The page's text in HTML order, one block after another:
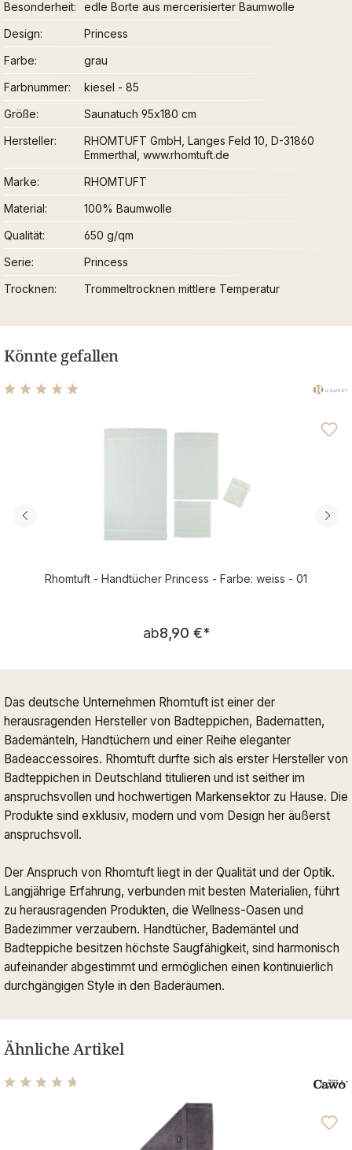
Besonderheit
edle Borte aus mercerisierter Baumwolle
Design
Princess
Farbe
grau
Farbnummer
kiesel - 85
Größe
Saunatuch 95x180 cm
Hersteller
RHOMTUFT GmbH, Langes Feld 10, D-31860
Emmerthal, www.rhomtuft.de
Marke
RHOMTUFT
Material
100% Baumwolle
Qualität
650 g/qm
Serie
Princess
Trocknen
Trommeltrocknen mittlere Temperatur
Könnte gefallen
Rhomtuft - Handtücher Princess - Farbe: weiss - 01
Regulärer Preis:
ab8,90 €*
Das deutsche Unternehmen Rhomtuft ist einer der
herausragenden Hersteller von Badteppichen, Badematten,
Bademänteln, Handtüchern und einer Reihe eleganter
Badeaccessoires. Rhomtuft durfte sich als erster Hersteller von
Badteppichen in Deutschland titulieren und ist seither im
anspruchsvollen und hochwertigen Markensektor zu Hause. Die
Produkte sind exklusiv, modern und vom Design her äußerst
anspruchsvoll.
Der Anspruch von Rhomtuft liegt in der Qualität und der Optik.
Langjährige Erfahrung, verbunden mit besten Materialien, führt
zu herausragenden Produkten, die Wellness-Oasen und
Badezimmer verzaubern. Handtücher, Bademäntel und
Badteppiche besitzen höchste Saugfähigkeit, sind harmonisch
aufeinander abgestimmt und ermöglichen einen kontinuierlich
durchgängigen Style in den Baderäumen.
Ähnliche Artikel
Durchschnittliche Bewertung von 4.76 von 5 Sternen